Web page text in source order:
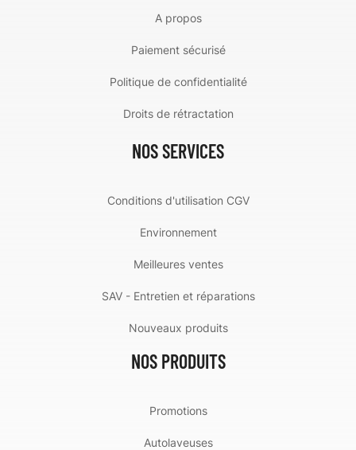
A propos
Paiement sécurisé
Politique de confidentialité
Droits de rétractation
NOS SERVICES
Conditions d'utilisation CGV
Environnement
Meilleures ventes
SAV - Entretien et réparations
Nouveaux produits
NOS PRODUITS
Promotions
Autolaveuses